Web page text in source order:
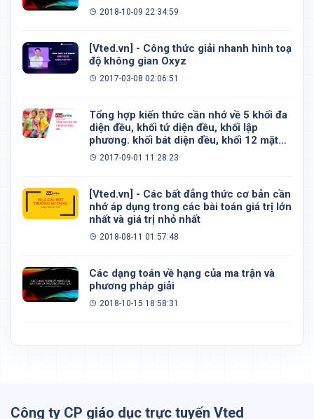
2018-10-09 22:34:59
[Vted.vn] - Công thức giải nhanh hình toạ
độ không gian Oxyz
2017-03-08 02:06:51
Tổng hợp kiến thức cần nhớ về 5 khối đa
diện đều, khối tứ diện đều, khối lập
phương. khối bát diện đều, khối 12 mặt
đều, khối 20 mặt đều
2017-09-01 11:28:23
[Vted.vn] - Các bất đẳng thức cơ bản cần
nhớ áp dụng trong các bài toán giá trị lớn
nhất và giá trị nhỏ nhất
2018-08-11 01:57:48
Các dạng toán về hạng của ma trận và
phương pháp giải
2018-10-15 18:58:31
Công ty CP giáo dục trực tuyến Vted